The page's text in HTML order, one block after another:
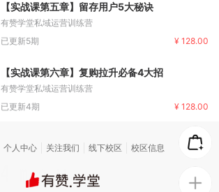
【实战课第五章】留存用户5大秘诀
有赞学堂私域运营训练营
已更新5期
¥ 128.00
【实战课第六章】复购拉升必备4大招
有赞学堂私域运营训练营
已更新4期
¥ 128.00
个人中心 关注我们 线下校区 校区信息